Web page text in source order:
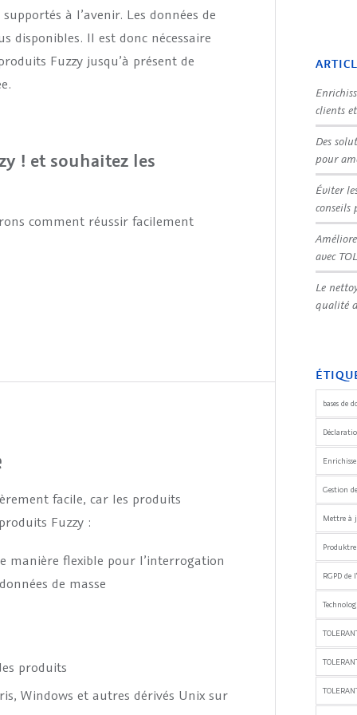
à l’avenir. Les données de
disponibles. Il est donc nécessaire
Fuzzy jusqu’à présent de
! et souhaitez les
comment réussir facilement
facile, car les produits
Fuzzy :
manière flexible pour l’interrogation
de masse
produits
Windows et autres dérivés Unix sur
clients
Des
pour
Éviter
conseils
avec
Le
qualité
bases de
Gestion
Mettre à
RGPD de